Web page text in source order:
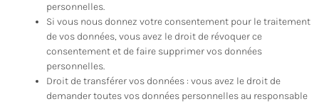
personnelles.
Si vous nous donnez votre consentement pour le traitement
de vos données, vous avez le droit de révoquer ce
consentement et de faire supprimer vos données
personnelles.
Droit de transférer vos données : vous avez le droit de
demander toutes vos données personnelles au responsable